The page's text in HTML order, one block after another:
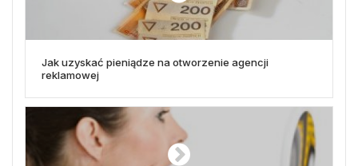
Jak uzyskać pieniądze na otworzenie agencji
reklamowej